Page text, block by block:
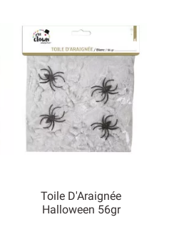
Toile D'Araignée
Halloween 56gr